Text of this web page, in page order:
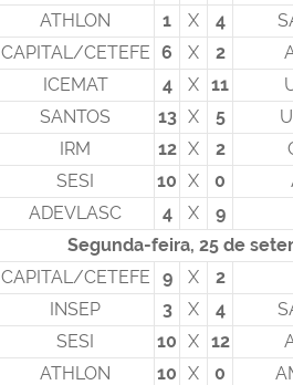
ATHLON 1 X 4
CAPITAL/CETEFE 6 X 2
ICEMAT 4 X 11
SANTOS 13 X 5
IRM 12 X 2
SESI 10 X 0
ADEVLASC 4 X
9
Segunda-feira, 25 de
CAPITAL/CETEFE 9 X
2
INSEP 3 X 4
SESI 10 X 12
ATHLON 10 X 0